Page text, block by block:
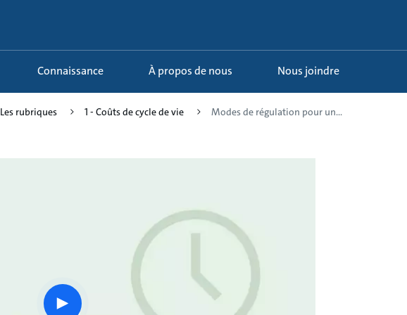
Connaissance À propos de nous Nous joindre
Les rubriques 1 - Coûts de cycle de vie Modes de régulation pour un...
Play